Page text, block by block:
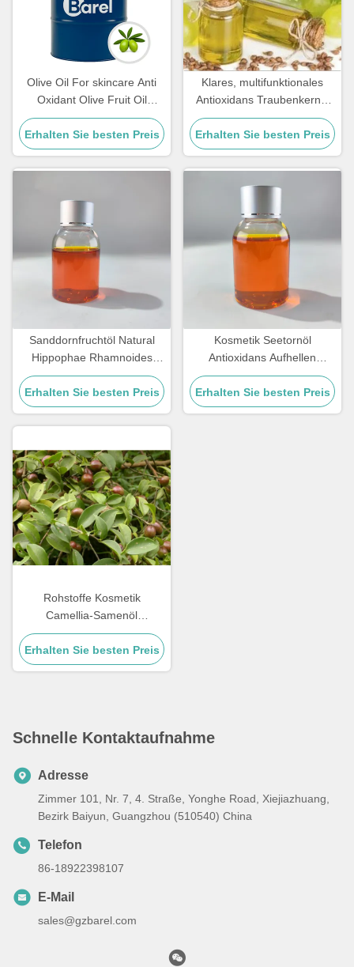
Olive Oil For skincare Anti
Oxidant Olive Fruit Oil
Natural Nourishing &
Antioxidant Skincare
Erhalten Sie besten Preis
Klares, multifunktionales
Antioxidans Traubenkernöl
Vitis Vinifera Samenextrakt
für leistungsstarke
Hautpflege
Erhalten Sie besten Preis
Sanddornfruchtöl Natural
Hippophae Rhamnoides
Fruchtöl für Hochleistungs-
Kosmetik
Erhalten Sie besten Preis
Kosmetik Seetornöl
Antioxidans Aufhellen
Hippophae Rhamnoides
Samenöl
Erhalten Sie besten Preis
Rohstoffe Kosmetik
Camellia-Samenöl
Feuchtigkeitsspender
Beruhigungsmittel
Multifunktionale Camellia
Erhalten Sie besten Preis
Schnelle Kontaktaufnahme
Adresse
Zimmer 101, Nr. 7, 4. Straße, Yonghe Road, Xiejiazhuang,
Bezirk Baiyun, Guangzhou (510540) China
Telefon
86-18922398107
E-Mail
sales@gzbarel.com